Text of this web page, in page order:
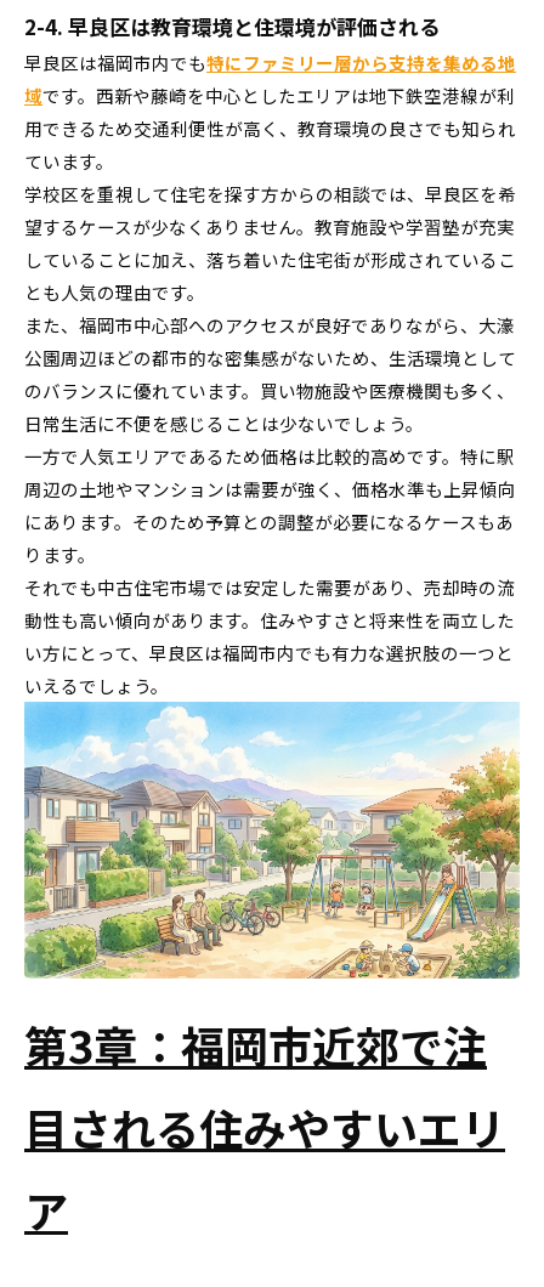
2-4. 早良区は教育環境と住環境が評価される
早良区は福岡市内でも特にファミリー層から支持を集める地
域です。西新や藤崎を中心としたエリアは地下鉄空港線が利
用できるため交通利便性が高く、教育環境の良さでも知られ
ています。
学校区を重視して住宅を探す方からの相談では、早良区を希
望するケースが少なくありません。教育施設や学習塾が充実
していることに加え、落ち着いた住宅街が形成されているこ
とも人気の理由です。
また、福岡市中心部へのアクセスが良好でありながら、大濠
公園周辺ほどの都市的な密集感がないため、生活環境として
のバランスに優れています。買い物施設や医療機関も多く、
日常生活に不便を感じることは少ないでしょう。
一方で人気エリアであるため価格は比較的高めです。特に駅
周辺の土地やマンションは需要が強く、価格水準も上昇傾向
にあります。そのため予算との調整が必要になるケースもあ
ります。
それでも中古住宅市場では安定した需要があり、売却時の流
動性も高い傾向があります。住みやすさと将来性を両立した
い方にとって、早良区は福岡市内でも有力な選択肢の一つと
いえるでしょう。
第3章：福岡市近郊で注
目される住みやすいエリ
ア